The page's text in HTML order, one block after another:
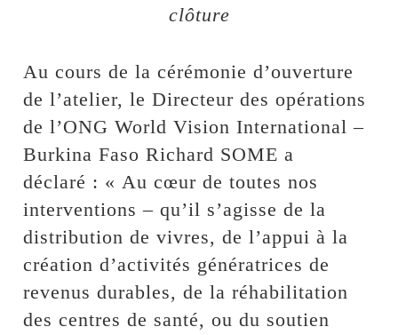
clôture
Au cours de la cérémonie d’ouverture
de l’atelier, le Directeur des opérations
de l’ONG World Vision International –
Burkina Faso Richard SOME a
déclaré : « Au cœur de toutes nos
interventions – qu’il s’agisse de la
distribution de vivres, de l’appui à la
création d’activités génératrices de
revenus durables, de la réhabilitation
des centres de santé, ou du soutien